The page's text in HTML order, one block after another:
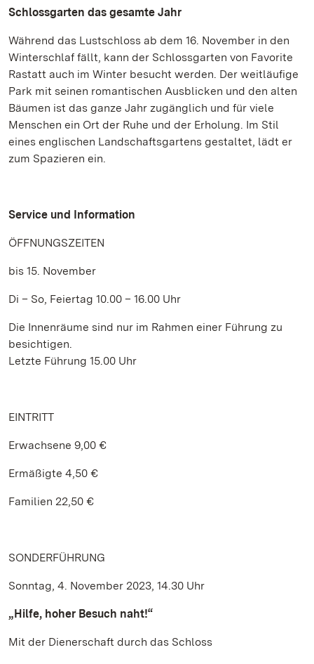
Schlossgarten das gesamte Jahr
Während das Lustschloss ab dem 16. November in den
Winterschlaf fällt, kann der Schlossgarten von Favorite
Rastatt auch im Winter besucht werden. Der weitläufige
Park mit seinen romantischen Ausblicken und den alten
Bäumen ist das ganze Jahr zugänglich und für viele
Menschen ein Ort der Ruhe und der Erholung. Im Stil
eines englischen Landschaftsgartens gestaltet, lädt er
zum Spazieren ein.
Service und Information
ÖFFNUNGSZEITEN
bis 15. November
Di – So, Feiertag 10.00 – 16.00 Uhr
Die Innenräume sind nur im Rahmen einer Führung zu
besichtigen.
Letzte Führung 15.00 Uhr
EINTRITT
Erwachsene 9,00 €
Ermäßigte 4,50 €
Familien 22,50 €
SONDERFÜHRUNG
Sonntag, 4. November 2023, 14.30 Uhr
„Hilfe, hoher Besuch naht!“
Mit der Dienerschaft durch das Schloss